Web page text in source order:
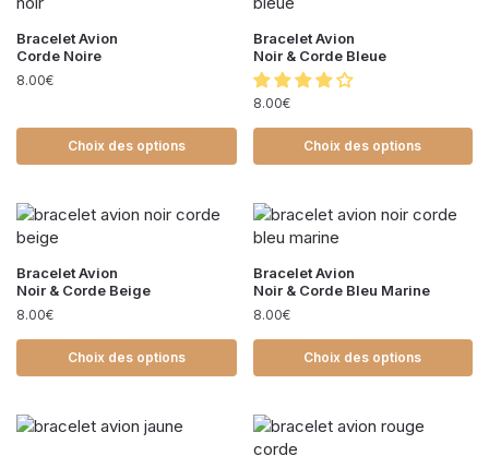
Bracelet Avion
Corde Noire
8.00€
Choix des options
Bracelet Avion
Noir & Corde Bleue
8.00€
Choix des options
Bracelet Avion
Noir & Corde Beige
8.00€
Choix des options
Bracelet Avion
Noir & Corde Bleu Marine
8.00€
Choix des options